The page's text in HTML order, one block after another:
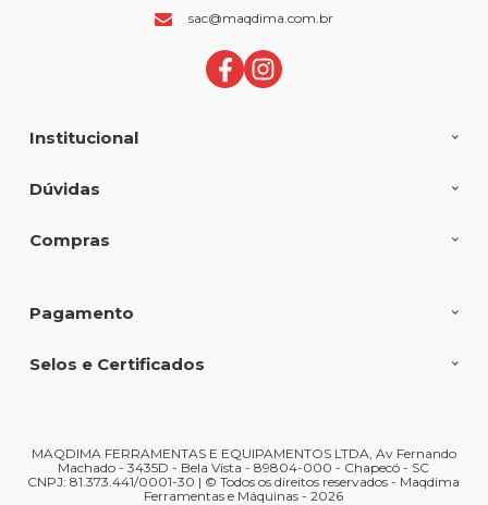
Institucional
Dúvidas
Compras
sac@maqdima.com.br
Pagamento
Selos e Certificados
MAQDIMA FERRAMENTAS E EQUIPAMENTOS LTDA, Av Fernando
Machado - 3435D - Bela Vista - 89804-000 - Chapecó - SC
CNPJ: 81.373.441/0001-30 | © Todos os direitos reservados - Maqdima
Ferramentas e Máquinas - 2026